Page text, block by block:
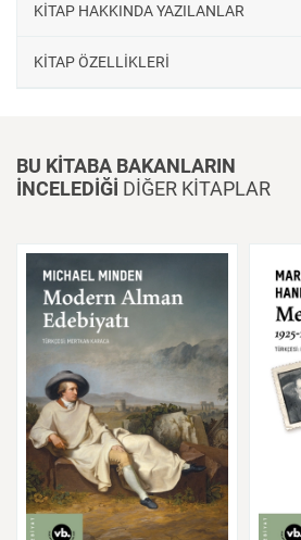
KİTAP HAKKINDA YAZILANLAR
KİTAP ÖZELLİKLERİ
BU KİTABA BAKANLARIN
İNCELEDİĞİ DİĞER KİTAPLAR